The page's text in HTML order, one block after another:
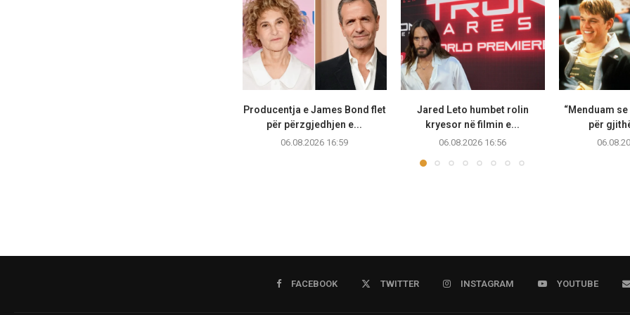
Producentja e James Bond flet
për përzgjedhjen e...
06.08.2026 16:59
Jared Leto humbet rolin
kryesor në filmin e...
06.08.2026 16:56
“Menduam
për
FACEBOOK TWITTER INSTAGRAM YOUTUBE